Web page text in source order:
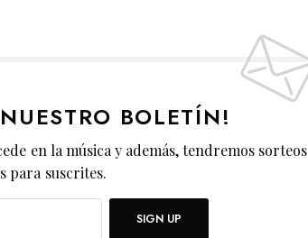
BOLETÍN!
en la música y además, tendremos sorteos
para suscrites.
SIGN UP